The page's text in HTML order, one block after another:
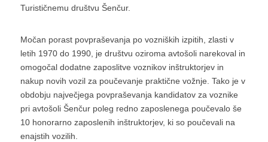
Turističnemu društvu Šenčur.
Močan porast povpraševanja po vozniških izpitih, zlasti v
letih 1970 do 1990, je društvu oziroma avtošoli narekoval in
omogočal dodatne zaposlitve voznikov inštruktorjev in
nakup novih vozil za poučevanje praktične vožnje. Tako je v
obdobju največjega povpraševanja kandidatov za voznike
pri avtošoli Šenčur poleg redno zaposlenega poučevalo še
10 honorarno zaposlenih inštruktorjev, ki so poučevali na
enajstih vozilih.